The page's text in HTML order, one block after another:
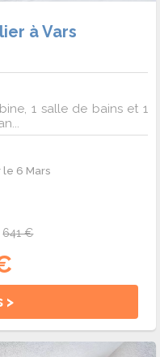
à Vars
1 salle de bains et 1
6 Mars
641 €
>